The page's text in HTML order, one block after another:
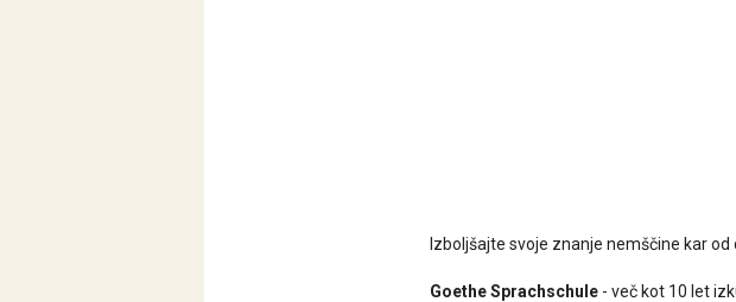
Izboljšajte svoje znanje nemščine kar
Goethe Sprachschule - več kot 10 let